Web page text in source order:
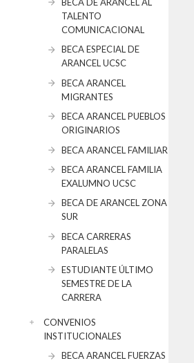
TALENTO
COMUNICACIONAL
BECA ESPECIAL DE
ARANCEL UCSC
BECA ARANCEL
MIGRANTES
BECA ARANCEL PUEBLOS
ORIGINARIOS
BECA ARANCEL FAMILIAR
BECA ARANCEL FAMILIA
EXALUMNO UCSC
BECA DE ARANCEL ZONA
SUR
BECA CARRERAS
PARALELAS
ESTUDIANTE ÚLTIMO
SEMESTRE DE LA
CARRERA
CONVENIOS
INSTITUCIONALES
BECA ARANCEL FUERZAS